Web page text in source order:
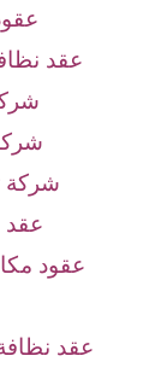
عقد
شركة
عقد
عقود
عقد